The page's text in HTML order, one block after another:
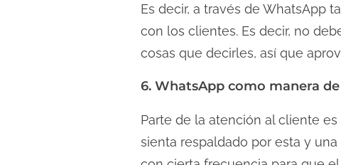
Es decir, a través de WhatsApp
con los clientes. Es decir, no
cosas que decirles, así que
6. WhatsApp como manera
Parte de la atención al cliente
sienta respaldado por esta y